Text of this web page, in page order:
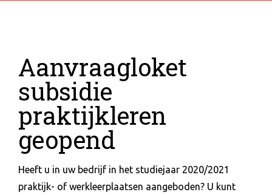
Aanvraagloket
subsidie
praktijkleren
geopend
Heeft u in uw bedrijf in het studiejaar 2020/2021
praktijk- of werkleerplaatsen aangeboden? U kunt